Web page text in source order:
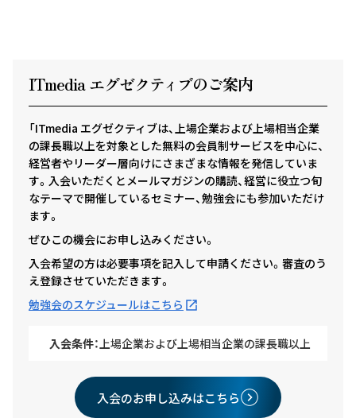
ITmedia エグゼクティ ブのご案内
「ITmedia エグゼクティブは、上場企業および上場相当企業
の課長職以上を対象とした無料の会員制サービスを中心に、
経営者やリーダー層向けにさまざまな情報を発信していま
す。入会いただくとメールマガジンの購読、経営に役立つ旬
なテーマで開催しているセミナー、勉強会にも参加いただけ
ます。
ぜひこの機会にお申し込みください。
入会希望の方は必要事項を記入して申請ください。審査のう
え登録させていただきます。
勉強会のスケジュールはこちら
入会条件：上場企業および上場相当企業の課長職以上
入会のお申し込みはこちら